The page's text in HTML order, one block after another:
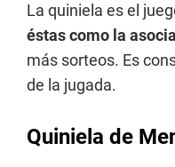
La quiniela es el
éstas como la
más sorteos. Es
de la jugada.
Quiniela de